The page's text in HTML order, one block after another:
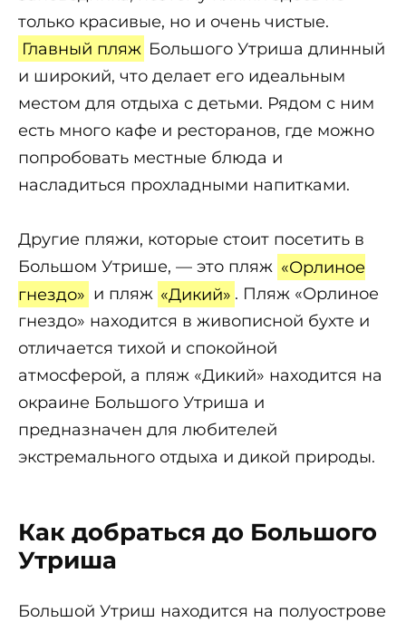
только красивые, но и очень чистые.
Главный пляж Большого Утриша длинный
и широкий, что делает его идеальным
местом для отдыха с детьми. Рядом с ним
есть много кафе и ресторанов, где можно
попробовать местные блюда и
насладиться прохладными напитками.
Другие пляжи, которые стоит посетить в
Большом Утрише, — это пляж «Орлиное
гнездо» и пляж «Дикий» . Пляж «Орлиное
гнездо» находится в живописной бухте и
отличается тихой и спокойной
атмосферой, а пляж «Дикий» находится на
окраине Большого Утриша и
предназначен для любителей
экстремального отдыха и дикой природы.
Как добраться до Большого
Утриша
Большой Утриш находится на полуострове